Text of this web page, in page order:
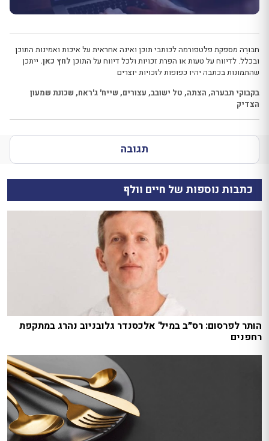
חבּוּרֶה מספקת פלטפורמה לכותבי תוכן ואינה אחראית על איכות ואמינות התוכן
ובכלל. לדיווח על טעות או הפרת זכויות ולכל דיווח על התוכן לחץ כאן. ייתכן
שהתמונות בכתבה יהיו כפופות לזכויות יוצרים
בקבוקי תבערה, הצתה, טל ישובב, עצורים, שייח' ג'ראח, שכונת שמעון
הצדיק
תגובה
כתבות נוספות של חיים וולף
הותר לפרסום: רס״ב במיל' אלכסנדר גלובניוב נהרג במתקפת
רחפנים